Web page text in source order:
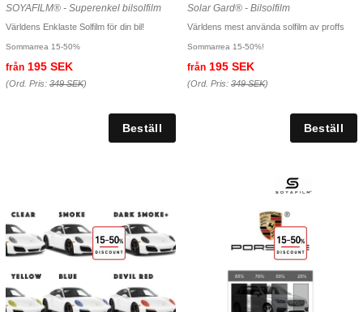
SOYAFILM® - Superenkel bilsolfilm
Världens Enklaste Solfilm för din bil!
Sommarrea 15-50%
från 195 SEK
(Ord. Pris: 349 SEK)
Solar Gard® - Bilsolfilm
Världens mest använda solfilm av proffs
Sommarrea 15-50%!
från 195 SEK
(Ord. Pris: 349 SEK)